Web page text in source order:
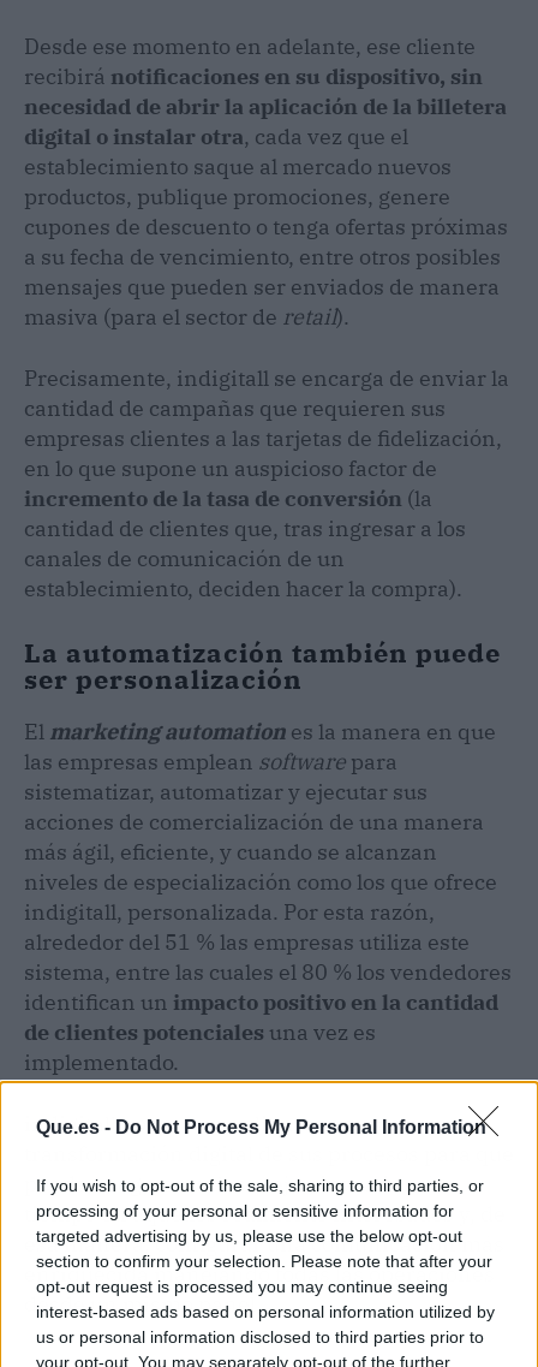
Que.es - Do Not Process My Personal Information
If you wish to opt-out of the sale, sharing to third parties, or
processing of your personal or sensitive information for
targeted advertising by us, please use the below opt-out
section to confirm your selection. Please note that after your
opt-out request is processed you may continue seeing
interest-based ads based on personal information utilized by
us or personal information disclosed to third parties prior to
your opt-out. You may separately opt-out of the further
Desde ese momento en adelante, ese cliente
recibirá notificaciones en su dispositivo, sin
necesidad de abrir la aplicación de la billetera
digital o instalar otra, cada vez que el
establecimiento saque al mercado nuevos
productos, publique promociones, genere
cupones de descuento o tenga ofertas próximas
a su fecha de vencimiento, entre otros posibles
mensajes que pueden ser enviados de manera
masiva (para el sector de retail).
Precisamente, indigitall se encarga de enviar la
cantidad de campañas que requieren sus
empresas clientes a las tarjetas de fidelización,
en lo que supone un auspicioso factor de
incremento de la tasa de conversión (la
cantidad de clientes que, tras ingresar a los
canales de comunicación de un
establecimiento, deciden hacer la compra).
La automatización también puede
ser personalización
El marketing automation es la manera en que
las empresas emplean software para
sistematizar, automatizar y ejecutar sus
acciones de comercialización de una manera
más ágil, eficiente, y cuando se alcanzan
niveles de especialización como los que ofrece
indigitall, personalizada. Por esta razón,
alrededor del 51 % las empresas utiliza este
sistema, entre las cuales el 80 % los vendedores
identifican un impacto positivo en la cantidad
de clientes potenciales una vez es
implementado.
indigitall apoya a sus clientes en esta
puedan segmentarlos mejor, invertir más
tiempo en aquellos realmente interesados y, de
esa manera, configurar una comunicación más
enriquecida manejando todas las operaciones
desde un mismo panel.